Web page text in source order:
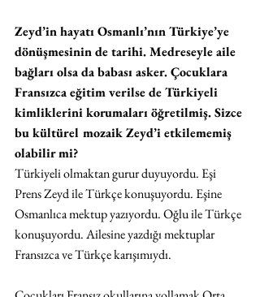
Zeyd’in hayatı Osmanlı’nın Türkiye’ye
dönüşmesinin de tarihi. Medreseyle aile
bağları olsa da babası asker. Çocuklara
Fransızca eğitim verilse de Türkiyeli
kimliklerini korumaları öğretilmiş. Sizce
bu kültürel mozaik Zeyd’i etkilememiş
olabilir mi?
Türkiyeli olmaktan gurur duyuyordu. Eşi
Prens Zeyd ile Türkçe konuşuyordu. Eşine
Osmanlıca mektup yazıyordu. Oğlu ile Türkçe
konuşuyordu. Ailesine yazdığı mektuplar
Fransızca ve Türkçe karışımıydı.